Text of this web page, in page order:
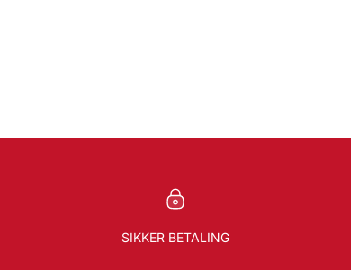
SIKKER BETALING